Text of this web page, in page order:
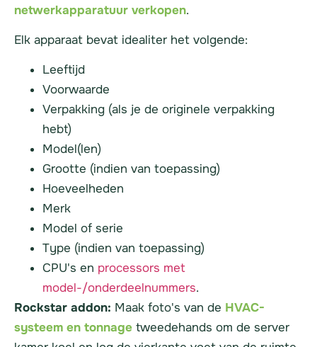
netwerkapparatuur verkopen.
Elk apparaat bevat idealiter het volgende:
Leeftijd
Voorwaarde
Verpakking (als je de originele verpakking
hebt)
Model(len)
Grootte (indien van toepassing)
Hoeveelheden
Merk
Model of serie
Type (indien van toepassing)
CPU's en processors met
model-/onderdeelnummers.
Rockstar addon: Maak foto's van de HVAC-
systeem en tonnage tweedehands om de server